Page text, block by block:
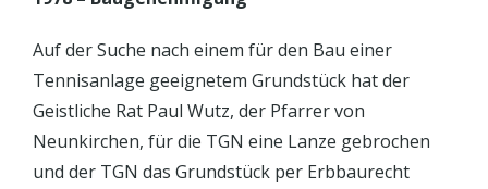
Auf der Suche nach einem für den Bau einer
Tennisanlage geeignetem Grundstück hat der
Geistliche Rat Paul Wutz, der Pfarrer von
Neunkirchen, für die TGN eine Lanze gebrochen
und der TGN das Grundstück per Erbbaurecht